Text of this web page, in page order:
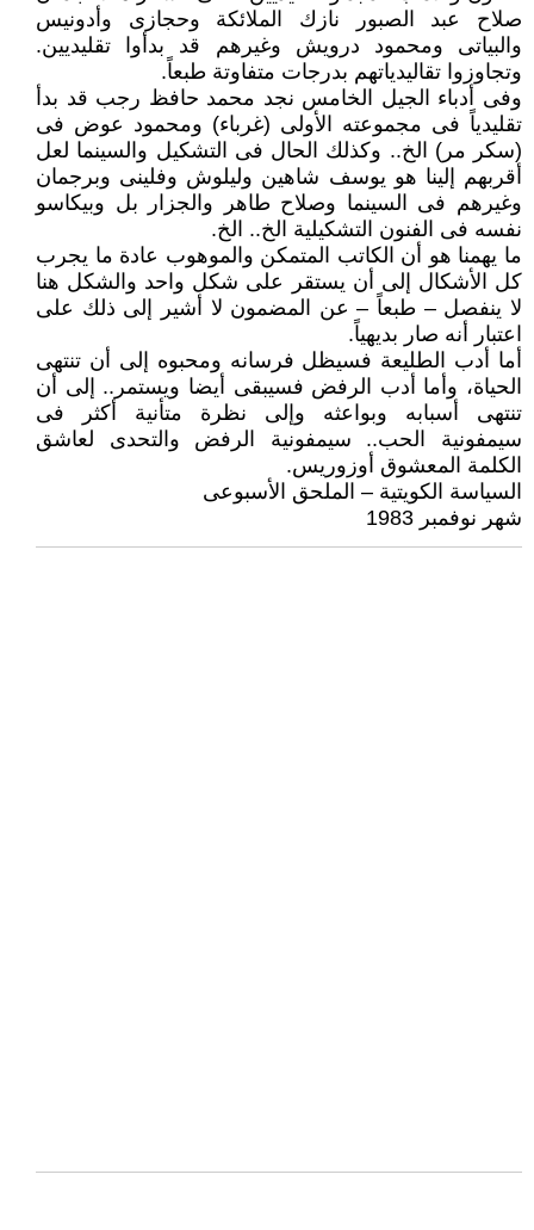
صلاح عبد الصبور نازك الملائكة وحجازى وأدونيس
والبياتى ومحمود درويش وغيرهم قد بدأوا تقليديين.
وتجاوزوا تقاليدياتهم بدرجات متفاوتة طبعاً.
وفى أدباء الجيل الخامس نجد محمد حافظ رجب قد بدأ
تقليدياً فى مجموعته الأولى (غرباء) ومحمود عوض فى
(سكر مر) الخ.. وكذلك الحال فى التشكيل والسينما لعل
أقربهم إلينا هو يوسف شاهين وليلوش وفلينى وبرجمان
وغيرهم فى السينما وصلاح طاهر والجزار بل وبيكاسو
نفسه فى الفنون التشكيلية الخ.. الخ.
ما يهمنا هو أن الكاتب المتمكن والموهوب عادة ما يجرب
كل الأشكال إلى أن يستقر على شكل واحد والشكل هنا
لا ينفصل – طبعاً – عن المضمون لا أشير إلى ذلك على
اعتبار أنه صار بديهياً.
أما أدب الطليعة فسيظل فرسانه ومحبوه إلى أن تنتهى
الحياة، وأما أدب الرفض فسيبقى أيضا ويستمر.. إلى أن
تنتهى أسبابه وبواعثه وإلى نظرة متأنية أكثر فى
سيمفونية الحب.. سيمفونية الرفض والتحدى لعاشق
الكلمة المعشوق أوزوريس.
السياسة الكويتية – الملحق الأسبوعى
شهر نوفمبر 1983